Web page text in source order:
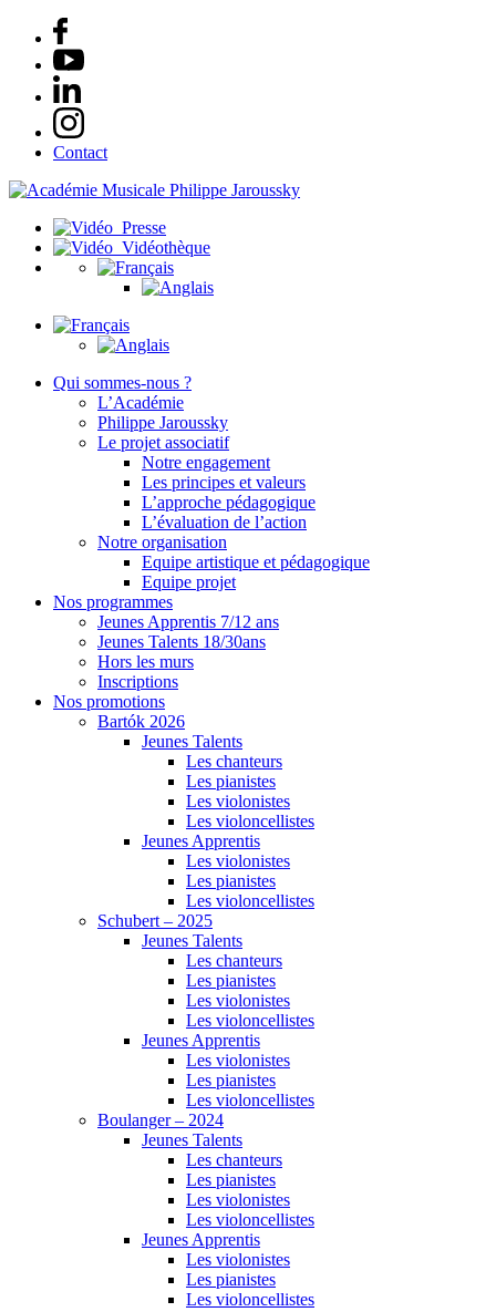
Contact
Presse
Vidéothèque
Qui sommes-nous ?
L’Académie
Philippe Jaroussky
Le projet associatif
Notre engagement
Les principes et valeurs
L’approche pédagogique
L’évaluation de l’action
Notre organisation
Equipe artistique et pédagogique
Equipe projet
Nos programmes
Jeunes Apprentis 7/12 ans
Jeunes Talents 18/30ans
Hors les murs
Inscriptions
Nos promotions
Bartók 2026
Jeunes Talents
Les chanteurs
Les pianistes
Les violonistes
Les violoncellistes
Jeunes Apprentis
Les violonistes
Les pianistes
Les violoncellistes
Schubert – 2025
Jeunes Talents
Les chanteurs
Les pianistes
Les violonistes
Les violoncellistes
Jeunes Apprentis
Les violonistes
Les pianistes
Les violoncellistes
Boulanger – 2024
Jeunes Talents
Les chanteurs
Les pianistes
Les violonistes
Les violoncellistes
Jeunes Apprentis
Les violonistes
Les pianistes
Les violoncellistes